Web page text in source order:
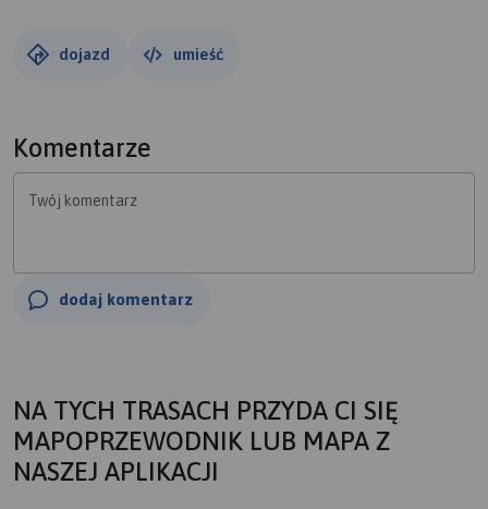
dojazd umieść
Komentarze
Twój komentarz
dodaj komentarz
NA TYCH TRASACH PRZYDA CI SIĘ
MAPOPRZEWODNIK LUB MAPA Z
NASZEJ APLIKACJI